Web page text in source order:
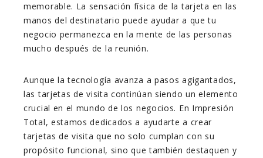
memorable. La sensación física de la tarjeta en las
manos del destinatario puede ayudar a que tu
negocio permanezca en la mente de las personas
mucho después de la reunión.
Aunque la tecnología avanza a pasos agigantados,
las tarjetas de visita continúan siendo un elemento
crucial en el mundo de los negocios. En Impresión
Total, estamos dedicados a ayudarte a crear
tarjetas de visita que no solo cumplan con su
propósito funcional, sino que también destaquen y